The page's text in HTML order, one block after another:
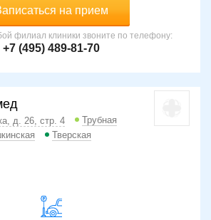
на прием
филиал клиники звоните по телефону:
+7 (495) 489-81-70
д. 26, стр. 4
Трубная
Тверская